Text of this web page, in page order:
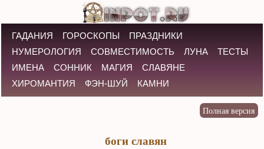
ГАДАНИЯ ГОРОСКОПЫ
ПРАЗДНИКИ
НУМЕРОЛОГИЯ
СОВМЕСТИМОСТЬ ЛУНА
ТЕСТЫ
ИМЕНА
СОННИК МАГИЯ
СЛАВЯНЕ
ХИРОМАНТИЯ
ФЭН-ШУЙ КАМНИ
боги славян